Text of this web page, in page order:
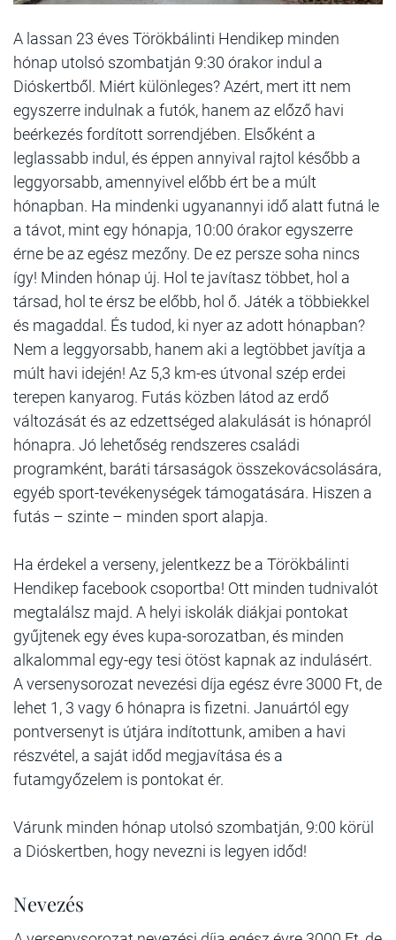
A lassan 23 éves Törökbálinti Hendikep minden
hónap utolsó szombatján 9:30 órakor indul a
Dióskertből. Miért különleges? Azért, mert itt nem
egyszerre indulnak a futók, hanem az előző havi
beérkezés fordított sorrendjében. Elsőként a
leglassabb indul, és éppen annyival rajtol később a
leggyorsabb, amennyivel előbb ért be a múlt
hónapban. Ha mindenki ugyanannyi idő alatt futná le
a távot, mint egy hónapja, 10:00 órakor egyszerre
érne be az egész mezőny. De ez persze soha nincs
így! Minden hónap új. Hol te javítasz többet, hol a
társad, hol te érsz be előbb, hol ő. Játék a többiekkel
és magaddal. És tudod, ki nyer az adott hónapban?
Nem a leggyorsabb, hanem aki a legtöbbet javítja a
múlt havi idején! Az 5,3 km-es útvonal szép erdei
terepen kanyarog. Futás közben látod az erdő
változását és az edzettséged alakulását is hónapról
hónapra. Jó lehetőség rendszeres családi
programként, baráti társaságok összekovácsolására,
egyéb sport-tevékenységek támogatására. Hiszen a
futás – szinte – minden sport alapja.
Ha érdekel a verseny, jelentkezz be a Törökbálinti
Hendikep facebook csoportba! Ott minden tudnivalót
megtalálsz majd. A helyi iskolák diákjai pontokat
gyűjtenek egy éves kupa-sorozatban, és minden
alkalommal egy-egy tesi ötöst kapnak az indulásért.
A versenysorozat nevezési díja egész évre 3000 Ft, de
lehet 1, 3 vagy 6 hónapra is fizetni. Januártól egy
pontversenyt is útjára indítottunk, amiben a havi
részvétel, a saját időd megjavítása és a
futamgyőzelem is pontokat ér.
Várunk minden hónap utolsó szombatján, 9:00 körül
a Dióskertben, hogy nevezni is legyen időd!
Nevezés